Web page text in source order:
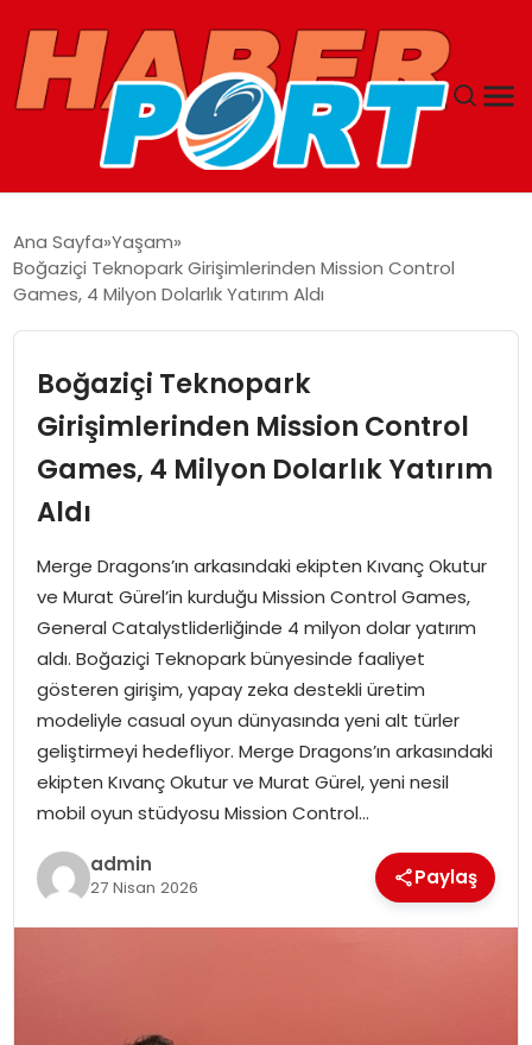
GUNCEL
SAĞLIK
SPOR
SPOR
EĞITIM
OTOMOBIL
TEKNOLOJI
Ana Sayfa Yaşam
Boğaziçi Teknopark Girişimlerinden Mission Control
Games, 4 Milyon Dolarlık Yatırım Aldı
Boğaziçi Teknopark
Girişimlerinden Mission Control
Games, 4 Milyon Dolarlık Yatırım
Aldı
Merge Dragons’ın arkasındaki ekipten Kıvanç Okutur
ve Murat Gürel’in kurduğu Mission Control Games,
General Catalystliderliğinde 4 milyon dolar yatırım
aldı. Boğaziçi Teknopark bünyesinde faaliyet
gösteren girişim, yapay zeka destekli üretim
modeliyle casual oyun dünyasında yeni alt türler
geliştirmeyi hedefliyor. Merge Dragons’ın arkasındaki
ekipten Kıvanç Okutur ve Murat Gürel, yeni nesil
mobil oyun stüdyosu Mission Control…
admin
27 Nisan 2026 Paylaş